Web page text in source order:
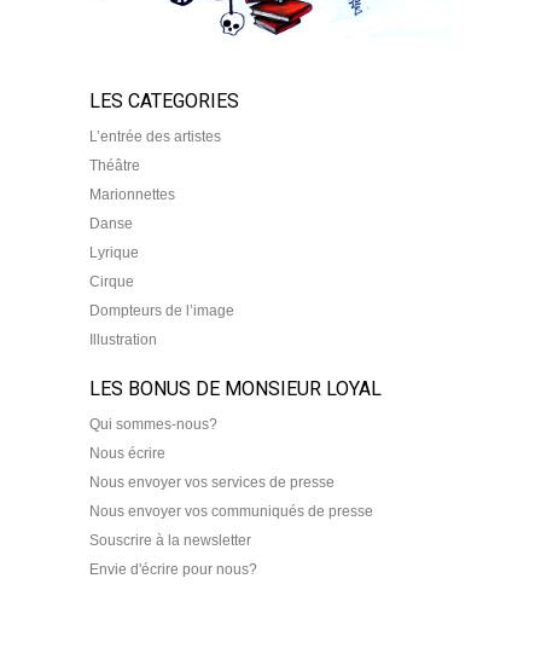
LES CATEGORIES
L’entrée des artistes
Théâtre
Marionnettes
Danse
Lyrique
Cirque
Dompteurs de l’image
Illustration
LES BONUS DE MONSIEUR LOYAL
Qui sommes-nous?
Nous écrire
Nous envoyer vos services de presse
Nous envoyer vos communiqués de presse
Souscrire à la newsletter
Envie d'écrire pour nous?